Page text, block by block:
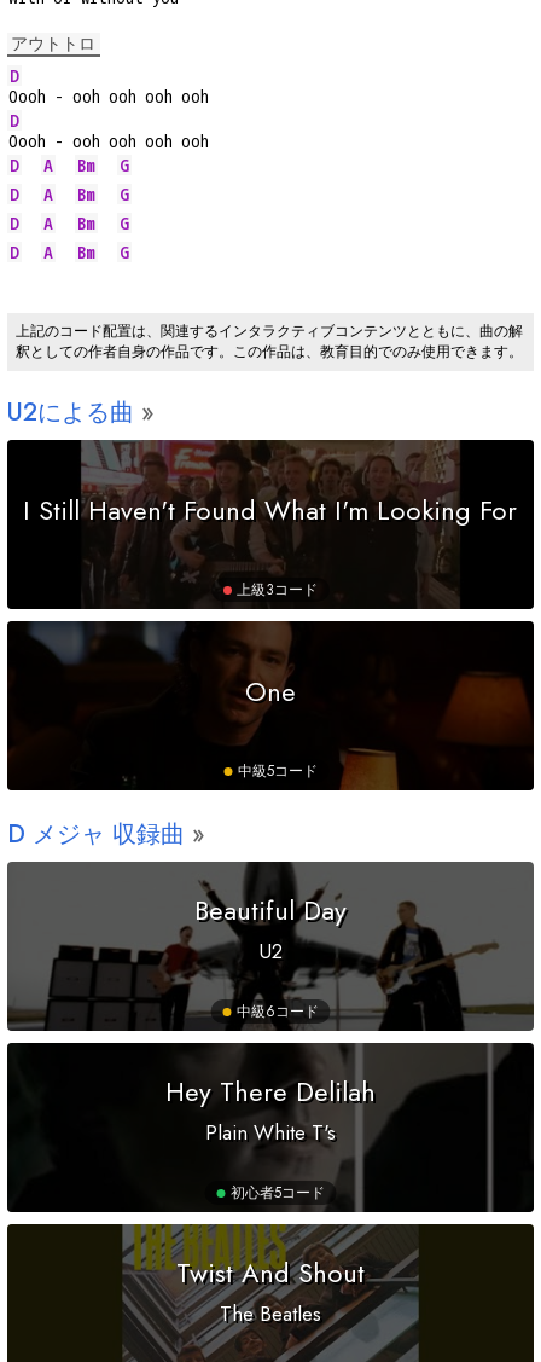
アウトトロ
D
Oooh - ooh ooh ooh ooh
D
Oooh - ooh ooh ooh ooh
D
A Bm
G
D
A Bm
G
D
A Bm
G
D
A Bm G
上記のコード配置は、関連するインタラクティブコンテンツとともに、曲の解
釈としての作者自身の作品です。この作品は、教育目的でのみ使用できます。
U2による曲
I Still Haven't Found What I'm Looking For
上級3コード
One
中級5コード
D メジャ 収録曲
Beautiful Day
U2
中級6コード
Hey There Delilah
Plain White T's
初心者5コード
Twist And Shout
The Beatles